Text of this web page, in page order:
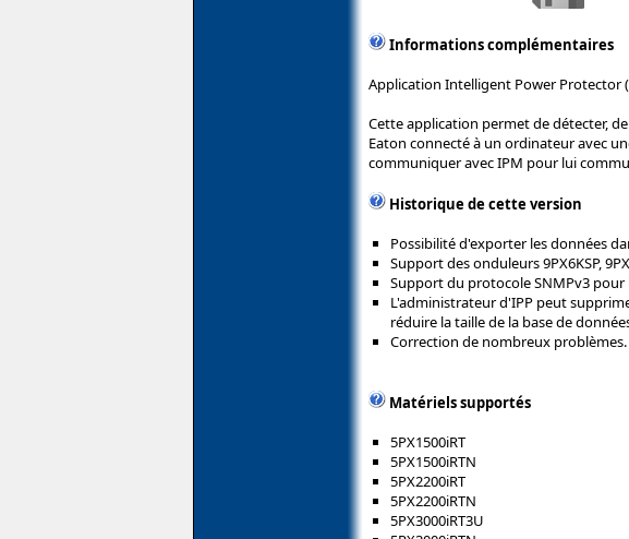
Informations complémentaires
Application Intelligent Power Protector
Cette application permet de détecter,
Eaton connecté à un ordinateur avec
communiquer avec IPM pour lui
Historique de cette version
Possibilité d'exporter les données
Support des onduleurs 9PX6KSP,
Support du protocole SNMPv3 pour
L'administrateur d'IPP peut
réduire la taille de la base de
Correction de nombreux problèmes.
Matériels supportés
5PX1500iRT
5PX1500iRTN
5PX2200iRT
5PX2200iRTN
5PX3000iRT3U